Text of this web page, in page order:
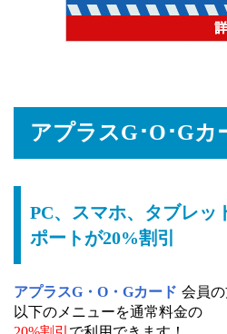
アプラスG･O･Gカ
PC、スマホ、タブレッ
ポートが20%割引
アプラスG・O・Gカード 会員の
以下のメニューを通常料金の